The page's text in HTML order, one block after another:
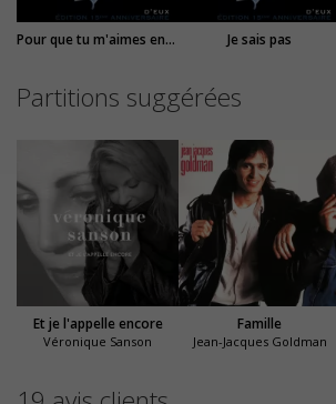
Pour que tu m'aimes encore Je sais pas
Partitions suggérées
Et je l'appelle encore
Véronique Sanson
Famille
Jean-Jacques Goldman